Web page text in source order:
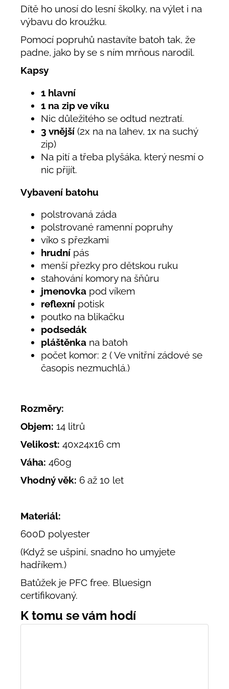
Dítě ho unosí do lesní školky, na výlet i na
výbavu do kroužku.
Pomocí popruhů nastavíte batoh tak, že
padne, jako by se s ním mrňous narodil.
Kapsy
1 hlavní
1 na zip ve víku
Nic důležitého se odtud neztratí.
3 vnější (2x na na lahev, 1x na suchý
zip)
Na pití a třeba plyšáka, který nesmí o
nic přijít.
Vybavení batohu
polstrovaná záda
polstrované ramenní popruhy
víko s přezkami
hrudní pás
menší přezky pro dětskou ruku
stahování komory na šňůru
jmenovka pod víkem
reflexní potisk
poutko na blikačku
podsedák
pláštěnka na batoh
počet komor: 2 ( Ve vnitřní zádové se
časopis nezmuchlá.)
Rozměry:
Objem: 14 litrů
Velikost: 40x24x16 cm
Váha: 460g
Vhodný věk: 6 až 10 let
Materiál:
600D polyester
(Když se ušpiní, snadno ho umyjete
hadříkem.)
Batůžek je PFC free. Bluesign
certifikovaný.